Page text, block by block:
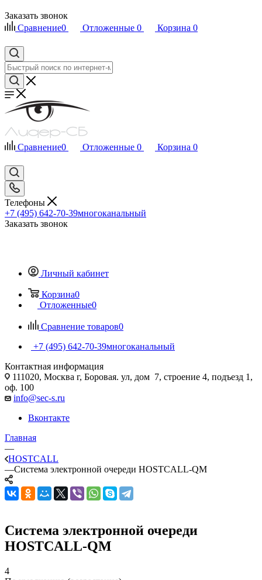
Заказать звонок
Сравнение0 Отложенные 0 Корзина 0
Сравнение0 Отложенные 0 Корзина 0
Телефоны
+7 (495) 642-70-39многоканальный
Заказать звонок
Личный кабинет
Корзина0
Отложенные0
Сравнение товаров0
+7 (495) 642-70-39многоканальный
Контактная информация
111020, Москва г, Боровая. ул, дом 7, строение 4, подъезд 1,
оф. 100
info@sec-s.ru
Вконтакте
Главная
—
HOSTCALL
—Система электронной очереди HOSTCALL-QM
Система электронной очереди
HOSTCALL-QM
4